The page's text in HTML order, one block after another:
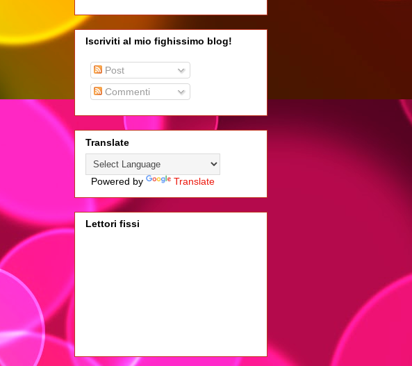
Iscriviti al mio fighissimo blog!
Post
Commenti
Translate
Powered by Translate
Lettori fissi